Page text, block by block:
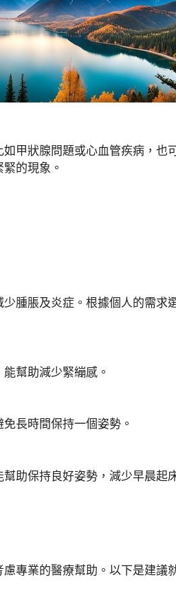
甲狀腺問題或心血管疾病，也
的現象。
腫脹及炎症。根據個人的需求
幫助減少緊繃感。
長時間保持一個姿勢。
助保持良好姿勢，減少早晨起
專業的醫療幫助。以下是建議